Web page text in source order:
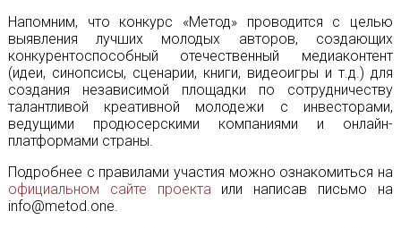
Напомним, что конкурс «Метод» проводится с целью
выявления лучших молодых авторов, создающих
конкурентоспособный отечественный медиаконтент
(идеи, синопсисы, сценарии, книги, видеоигры и т.д.) для
создания независимой площадки по сотрудничеству
талантливой креативной молодежи с инвесторами,
ведущими продюсерскими компаниями и онлайн-
платформами страны.
Подробнее с правилами участия можно ознакомиться на
официальном сайте проектаили написав письмо на
info@metod.one.